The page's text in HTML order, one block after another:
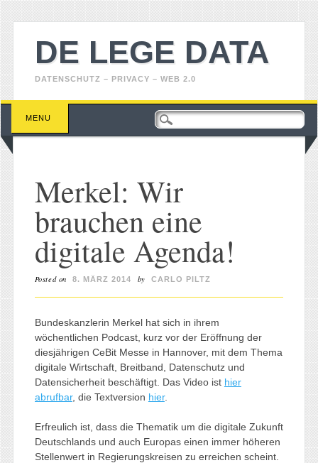
DE LEGE DATA
DATENSCHUTZ – PRIVACY – WEB 2.0
Main menu
Skip
content
MENU
Merkel: Wir
brauchen eine
digitale Agenda!
Posted on 8. MÄRZ 2014 by CARLO PILTZ
Bundeskanzlerin Merkel hat sich in ihrem
wöchentlichen Podcast, kurz vor der Eröffnung der
diesjährigen CeBit Messe in Hannover, mit dem Thema
digitale Wirtschaft, Breitband, Datenschutz und
Datensicherheit beschäftigt. Das Video ist hier
abrufbar, die Textversion hier.
Erfreulich ist, dass die Thematik um die digitale Zukunft
Deutschlands und auch Europas einen immer höheren
Stellenwert in Regierungskreisen zu erreichen scheint.